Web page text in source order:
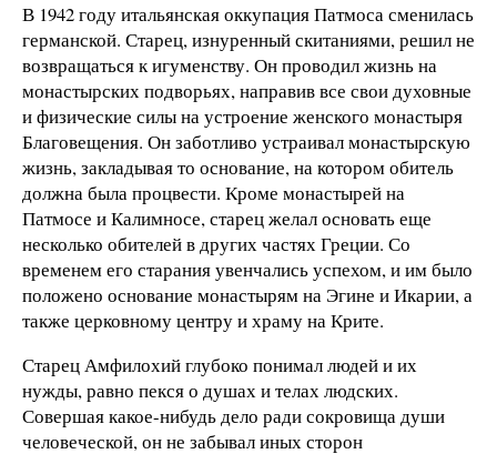
В 1942 году итальянская оккупация Патмоса сменилась
германской. Старец, изнуренный скитаниями, решил не
возвращаться к игуменству. Он проводил жизнь на
монастырских подворьях, направив все свои духовные
и физические силы на устроение женского монастыря
Благовещения. Он заботливо устраивал монастырскую
жизнь, закладывая то основание, на котором обитель
должна была процвести. Кроме монастырей на
Патмосе и Калимносе, старец желал основать еще
несколько обителей в других частях Греции. Со
временем его старания увенчались успехом, и им было
положено основание монастырям на Эгине и Икарии, а
также церковному центру и храму на Крите.
Старец Амфилохий глубоко понимал людей и их
нужды, равно пекся о душах и телах людских.
Совершая какое-нибудь дело ради сокровища души
человеческой, он не забывал иных сторон